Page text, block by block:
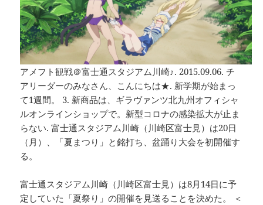
アメフト観戦＠富士通スタジアム川崎♪. 2015.09.06. チ
アリーダーのみなさん、こんにちは★. 新学期が始まっ
て1週間。 3. 新商品は、ギラヴァンツ北九州オフィシャ
ルオンラインショップで。新型コロナの感染拡大が止ま
らない. 富士通スタジアム川崎（川崎区富士見）は20日
（月）、「夏まつり」と銘打ち、盆踊り大会を初開催す
る。
富士通スタジアム川崎（川崎区富士見）は8月14日に予
定していた「夏祭り」の開催を見送ることを決めた。 ＜